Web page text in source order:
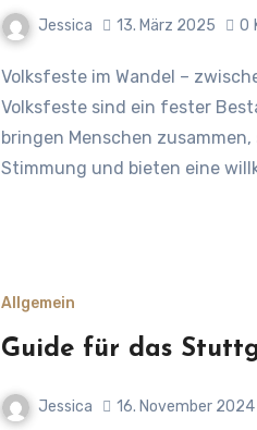
Jessica 13. März 2025 0
Volksfeste im Wandel – zwischen Tradition und Moderne
Volksfeste sind ein fester
bringen Menschen
Stimmung und bieten eine
Allgemein
Guide für das
Jessica 16. November 2024